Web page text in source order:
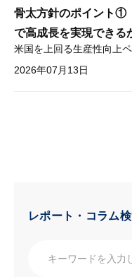
骨太方針のポイント①
で高成長を実現できる
2026年07月13日
レポート・コラム